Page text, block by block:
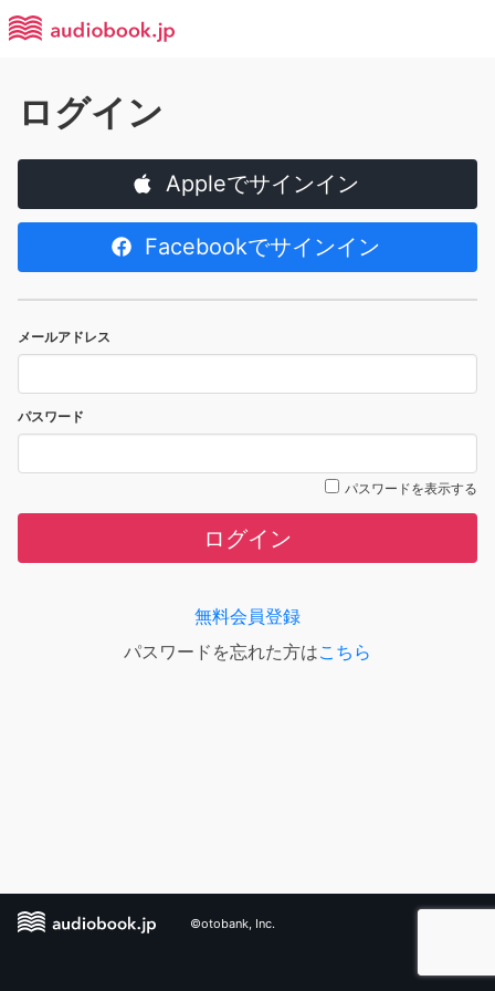
ログイン
Appleでサインイン
Facebookでサインイン
メールアドレス
パスワード
パスワードを表示する
ログイン
無料会員登録
パスワードを忘れた方はこちら
©otobank, Inc.